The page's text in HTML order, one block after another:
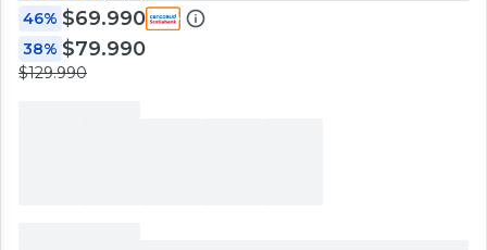
46% $69.990
38% $79.990
$129.990